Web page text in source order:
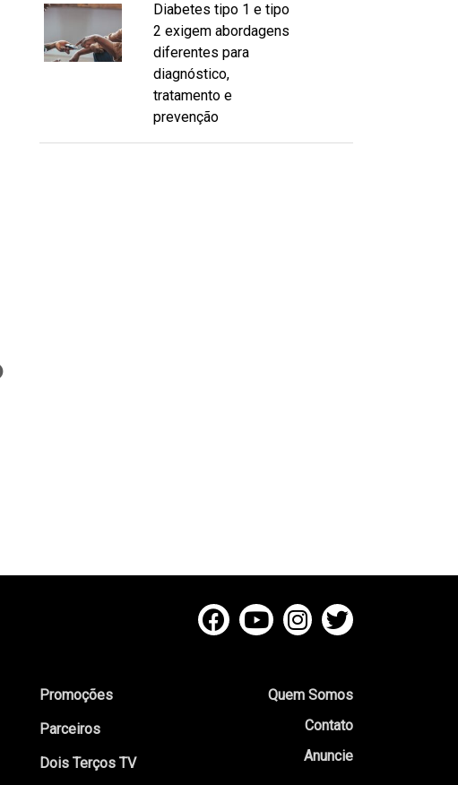
Diabetes tipo 1 e tipo
2 exigem abordagens
diferentes para
diagnóstico,
tratamento e
prevenção
Promoções
Parceiros
Dois Terços TV
Quem Somos
Contato
Anuncie